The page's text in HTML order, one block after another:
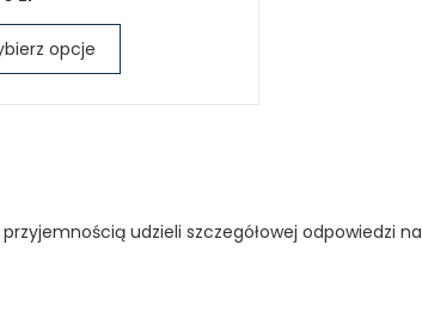
opcje
udzieli szczegółowej odpowiedzi na